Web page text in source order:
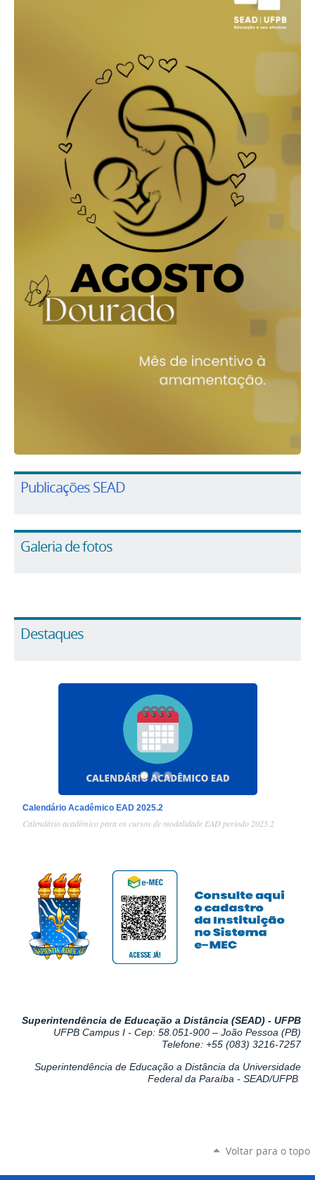
Publicações SEAD
Galeria de fotos
Destaques
1/3
Calendário Acadêmico EAD 2025.2
Calendário acadêmico para os cursos de modalidade EAD período 2025.2
Superintendência de Educação a Distância (SEAD) - UFPB
UFPB Campus I - Cep: 58.051-900 – João Pessoa (PB)
Telefone: +55 (083) 3216-7257
Superintendência de Educação a Distância da Universidade
Federal da Paraíba - SEAD/UFPB
Voltar para o topo